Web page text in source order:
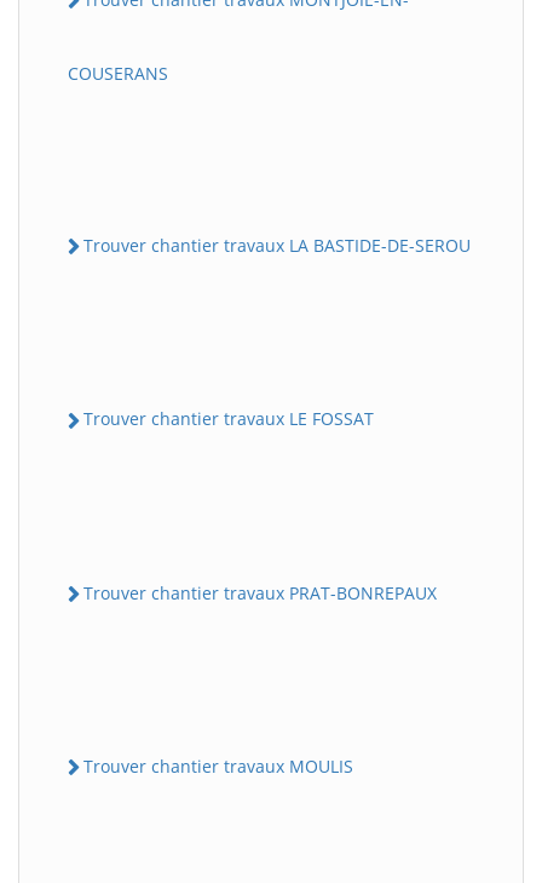
COUSERANS
Trouver chantier travaux LA BASTIDE-DE-SEROU
Trouver chantier travaux LE FOSSAT
Trouver chantier travaux PRAT-BONREPAUX
Trouver chantier travaux MOULIS